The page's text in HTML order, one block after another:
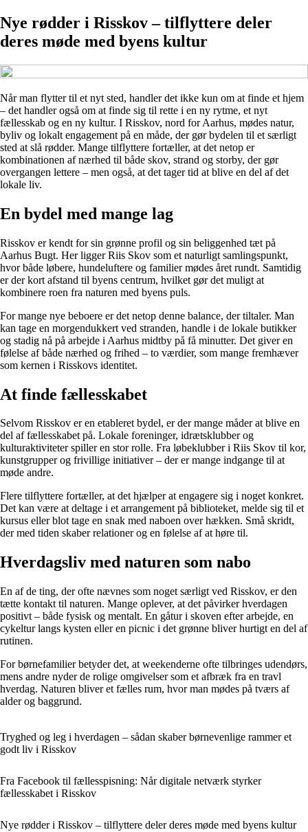
Nye rødder i Risskov – tilflyttere deler
deres møde med byens kultur
Når man flytter til et nyt sted, handler det ikke kun om at finde et hjem
– det handler også om at finde sig til rette i en ny rytme, et nyt
fællesskab og en ny kultur. I Risskov, nord for Aarhus, mødes natur,
byliv og lokalt engagement på en måde, der gør bydelen til et særligt
sted at slå rødder. Mange tilflyttere fortæller, at det netop er
kombinationen af nærhed til både skov, strand og storby, der gør
overgangen lettere – men også, at det tager tid at blive en del af det
lokale liv.
En bydel med mange lag
Risskov er kendt for sin grønne profil og sin beliggenhed tæt på
Aarhus Bugt. Her ligger Riis Skov som et naturligt samlingspunkt,
hvor både løbere, hundeluftere og familier mødes året rundt. Samtidig
er der kort afstand til byens centrum, hvilket gør det muligt at
kombinere roen fra naturen med byens puls.
For mange nye beboere er det netop denne balance, der tiltaler. Man
kan tage en morgendukkert ved stranden, handle i de lokale butikker
og stadig nå på arbejde i Aarhus midtby på få minutter. Det giver en
følelse af både nærhed og frihed – to værdier, som mange fremhæver
som kernen i Risskovs identitet.
At finde fællesskabet
Selvom Risskov er en etableret bydel, er der mange måder at blive en
del af fællesskabet på. Lokale foreninger, idrætsklubber og
kulturaktiviteter spiller en stor rolle. Fra løbeklubber i Riis Skov til kor,
kunstgrupper og frivillige initiativer – der er mange indgange til at
møde andre.
Flere tilflyttere fortæller, at det hjælper at engagere sig i noget konkret.
Det kan være at deltage i et arrangement på biblioteket, melde sig til et
kursus eller blot tage en snak med naboen over hækken. Små skridt,
der med tiden skaber relationer og en følelse af at høre til.
Hverdagsliv med naturen som nabo
En af de ting, der ofte nævnes som noget særligt ved Risskov, er den
tætte kontakt til naturen. Mange oplever, at det påvirker hverdagen
positivt – både fysisk og mentalt. En gåtur i skoven efter arbejde, en
cykeltur langs kysten eller en picnic i det grønne bliver hurtigt en del af
rutinen.
For børnefamilier betyder det, at weekenderne ofte tilbringes udendørs,
mens andre nyder de rolige omgivelser som et afbræk fra en travl
hverdag. Naturen bliver et fælles rum, hvor man mødes på tværs af
alder og baggrund.
Tryghed og leg i hverdagen – sådan skaber børnevenlige rammer et
godt liv i Risskov
Fra Facebook til fællesspisning: Når digitale netværk styrker
fællesskabet i Risskov
Nye rødder i Risskov – tilflyttere deler deres møde med byens kultur